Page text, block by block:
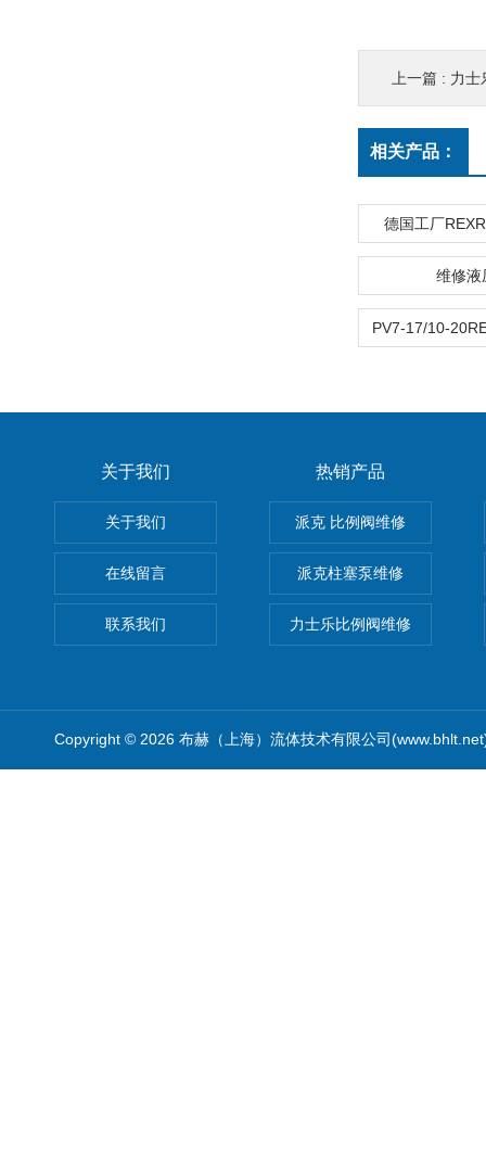
上一篇 : 力士
相关产品：
德国工厂
维修液
关于我们
关于我们
在线留言
联系我们
热销产品
派克 比例阀维修
派克柱塞泵维修
力士乐比例阀维修
Copyright © 2026 布赫（上海）流体技术有限公司